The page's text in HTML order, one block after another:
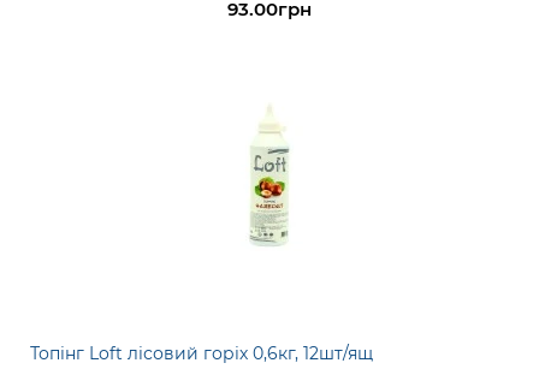
93.00грн
Топінг Loft лісовий горіх 0,6кг, 12шт/ящ